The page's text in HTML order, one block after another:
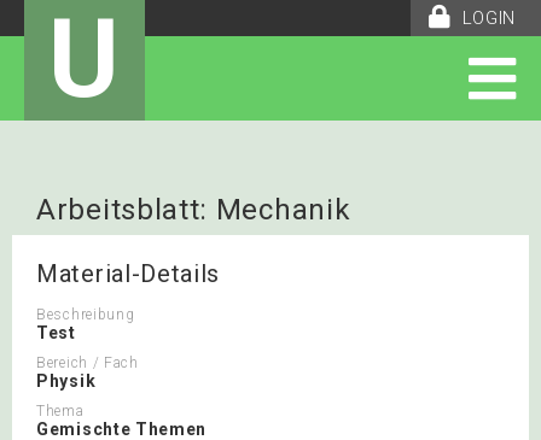
LOGIN
U
Arbeitsblatt: Mechanik
Material-Details
Beschreibung
Test
Bereich / Fach
Physik
Thema
Gemischte Themen